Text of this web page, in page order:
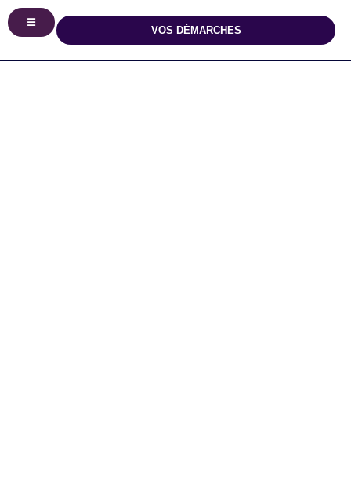
principal
☰
VOS DÉMARCHES